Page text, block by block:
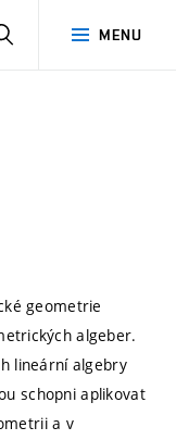
MENU
geometrie
algeber.
lineární algebry
schopni aplikovat
a v